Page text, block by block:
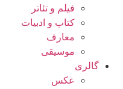
فیلم و تئاتر
کتاب و ادبیات
معارف
موسیقی
گالری
عکس